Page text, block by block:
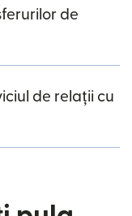
de
de relații cu